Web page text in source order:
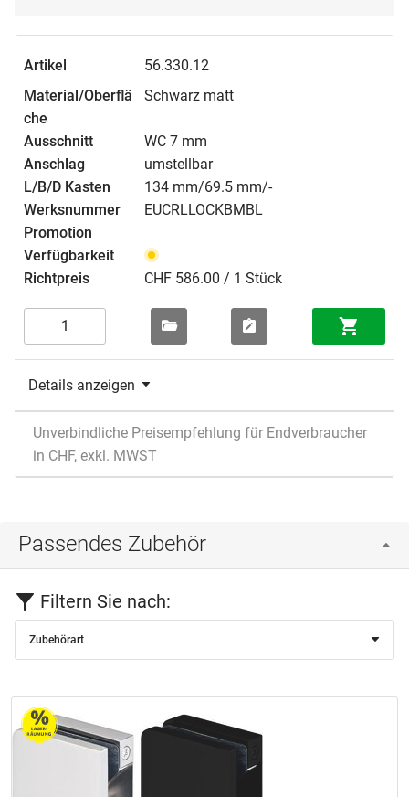
56.330.12
Schwarz matt
WC 7 mm
umstellbar
134 mm/69.5 mm/-
EUCRLLOCKBMBL
CHF 586.00 / 1 Stück
Details anzeigen
Unverbindliche Preisempfehlung für Endverbraucher
in CHF, exkl. MWST
Passendes Zubehör
Filtern Sie nach:
Zubehörart